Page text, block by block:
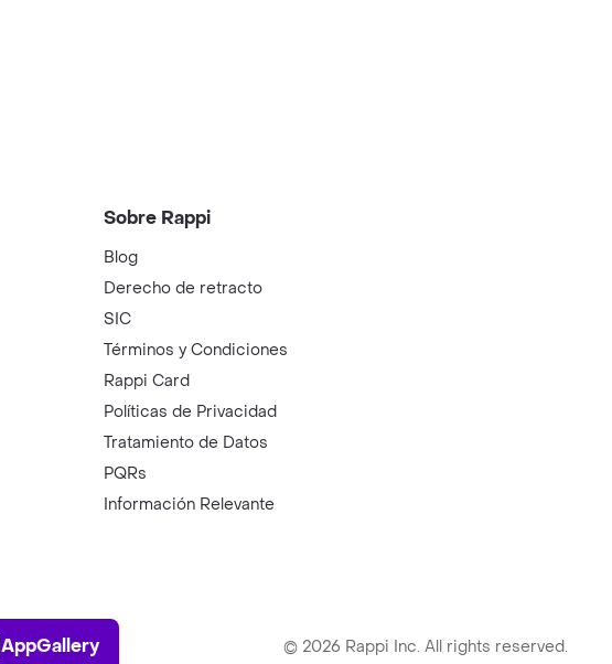
Sobre Rappi
Blog
Derecho de retracto
SIC
Términos y Condiciones
Rappi Card
Políticas de Privacidad
Tratamiento de Datos
PQRs
Información Relevante
AppGallery
AppGallery © 2026 Rappi Inc. All rights reserved.